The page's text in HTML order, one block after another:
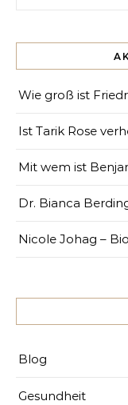
Wie groß ist
Ist Tarik Rose
Mit wem ist
Dr. Bianca
Nicole Johag –
Blog
Gesundheit